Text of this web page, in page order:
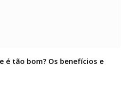
é tão bom? Os benefícios e